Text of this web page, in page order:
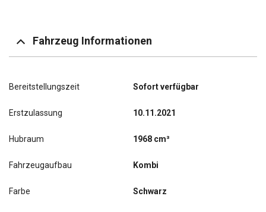
Fahrzeug Informationen
Bereitstellungszeit Sofort verfügbar
Erstzulassung 10.11.2021
Hubraum 1968 cm³
Fahrzeugaufbau Kombi
Farbe Schwarz